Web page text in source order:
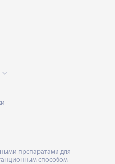
препаратами для
способом